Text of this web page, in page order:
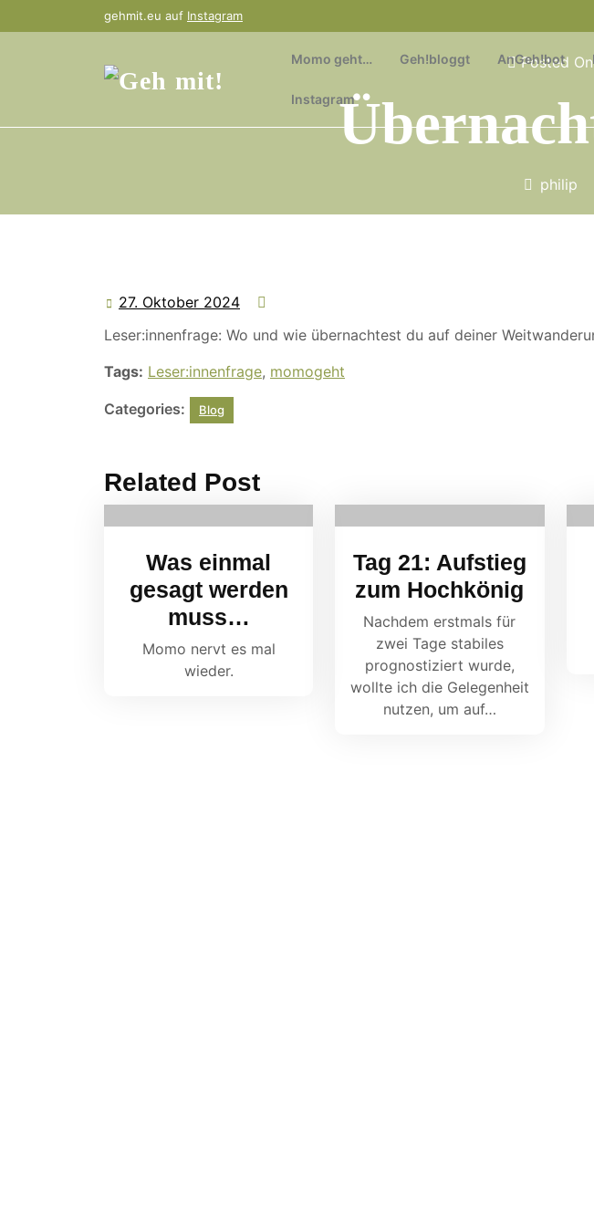
to
gehmit.eu auf Instagram
Momo geht… Geh!bloggt AnGeh!bot
Instagram
Posted
philip
27. Oktober 2024 27.
Oktober
Leser:innenfrage: Wo und wie übernachtest du auf deiner
Tags: Leser:innenfrage, momogeht
Categories: Blog
Related Post
Was einmal
gesagt werden
muss…
Momo nervt es mal
wieder.
Tag 21: Aufstieg
zum Hochkönig
Nachdem erstmals für
zwei Tage stabiles
prognostiziert wurde,
wollte ich die Gelegenheit
nutzen, um auf…